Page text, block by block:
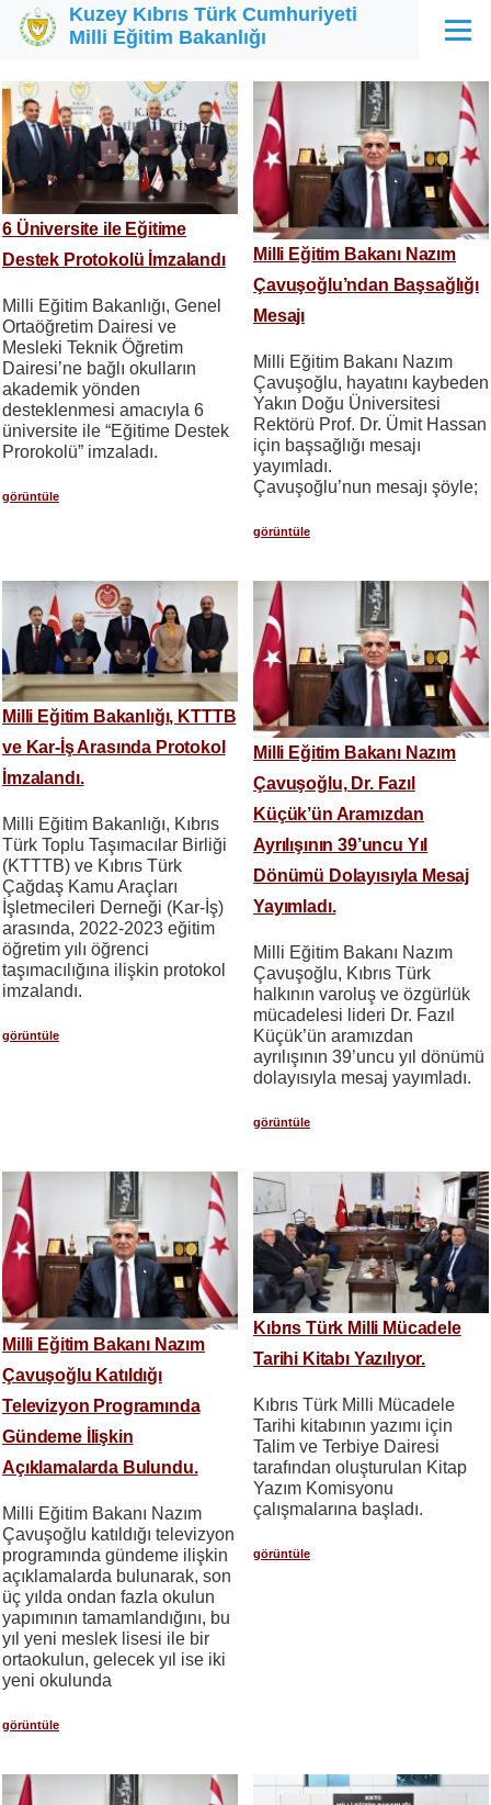
Ana içeriğe atla
Kuzey Kıbrıs Türk Cumhuriyeti
Milli Eğitim Bakanlığı
Menü
6 Üniversite ile Eğitime
Destek Protokolü İmzalandı
Milli Eğitim Bakanlığı, Genel
Ortaöğretim Dairesi ve
Mesleki Teknik Öğretim
Dairesi’ne bağlı okulların
akademik yönden
desteklenmesi amacıyla 6
üniversite ile “Eğitime Destek
Prorokolü” imzaladı.
görüntüle
Milli Eğitim Bakanı Nazım
Çavuşoğlu’ndan Başsağlığı
Mesajı
Milli Eğitim Bakanı Nazım
Çavuşoğlu, hayatını kaybeden
Yakın Doğu Üniversitesi
Rektörü Prof. Dr. Ümit Hassan
için başsağlığı mesajı
yayımladı.
Çavuşoğlu’nun mesajı şöyle;
görüntüle
Milli Eğitim Bakanlığı, KTTTB
ve Kar-İş Arasında Protokol
İmzalandı.
Milli Eğitim Bakanlığı, Kıbrıs
Türk Toplu Taşımacılar Birliği
(KTTTB) ve Kıbrıs Türk
Çağdaş Kamu Araçları
İşletmecileri Derneği (Kar-İş)
arasında, 2022-2023 eğitim
öğretim yılı öğrenci
taşımacılığına ilişkin protokol
imzalandı.
görüntüle
Milli Eğitim Bakanı Nazım
Çavuşoğlu, Dr. Fazıl
Küçük’ün Aramızdan
Ayrılışının 39’uncu Yıl
Dönümü Dolayısıyla Mesaj
Yayımladı.
Milli Eğitim Bakanı Nazım
Çavuşoğlu, Kıbrıs Türk
halkının varoluş ve özgürlük
mücadelesi lideri Dr. Fazıl
Küçük’ün aramızdan
ayrılışının 39’uncu yıl dönümü
dolayısıyla mesaj yayımladı.
görüntüle
Milli Eğitim Bakanı Nazım
Çavuşoğlu Katıldığı
Televizyon Programında
Gündeme İlişkin
Açıklamalarda Bulundu.
Milli Eğitim Bakanı Nazım
Çavuşoğlu katıldığı televizyon
programında gündeme ilişkin
açıklamalarda bulunarak, son
üç yılda ondan fazla okulun
yapımının tamamlandığını, bu
yıl yeni meslek lisesi ile bir
ortaokulun, gelecek yıl ise iki
yeni okulunda
görüntüle
Kıbrıs Türk Milli Mücadele
Tarihi Kitabı Yazılıyor.
Kıbrıs Türk Milli Mücadele
Tarihi kitabının yazımı için
Talim ve Terbiye Dairesi
tarafından oluşturulan Kitap
Yazım Komisyonu
çalışmalarına başladı.
görüntüle